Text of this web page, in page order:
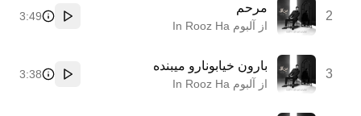
2
مرحم
از آلبوم In Rooz Ha پخش
3:49
3
بارون خیابونارو میبنده
از آلبوم In Rooz Ha پخش
3:38